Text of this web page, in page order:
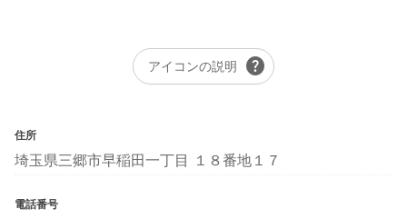
アイコンの説明 help
住所
埼玉県三郷市早稲田一丁目 １８番地１７
電話番号